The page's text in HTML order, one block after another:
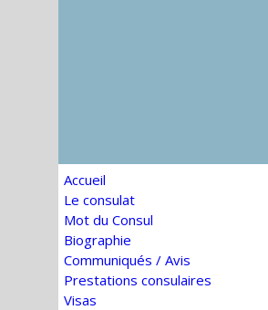
Accueil
Le consulat
Mot du Consul
Biographie
Communiqués / Avis
Prestations consulaires
Visas